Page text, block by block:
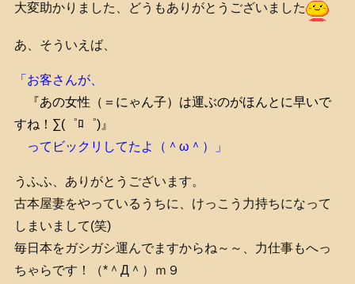
大変助かりました、どうもありがとうございました
あ、そういえば、
「お客さんが、
『あの女性（＝にゃん子）は運ぶのがほんとに早いで
すね！∑(゜ﾛ゜)』
ってビックリしてたよ（＾ω＾）」
うふふ、ありがとうございます。
古本屋妻をやっているうちに、けっこう力持ちになって
しまいまして(笑)
毎日本をガシガシ運んでますからね～～、力仕事もへっ
ちゃらです！（*＾Д＾）ｍ９